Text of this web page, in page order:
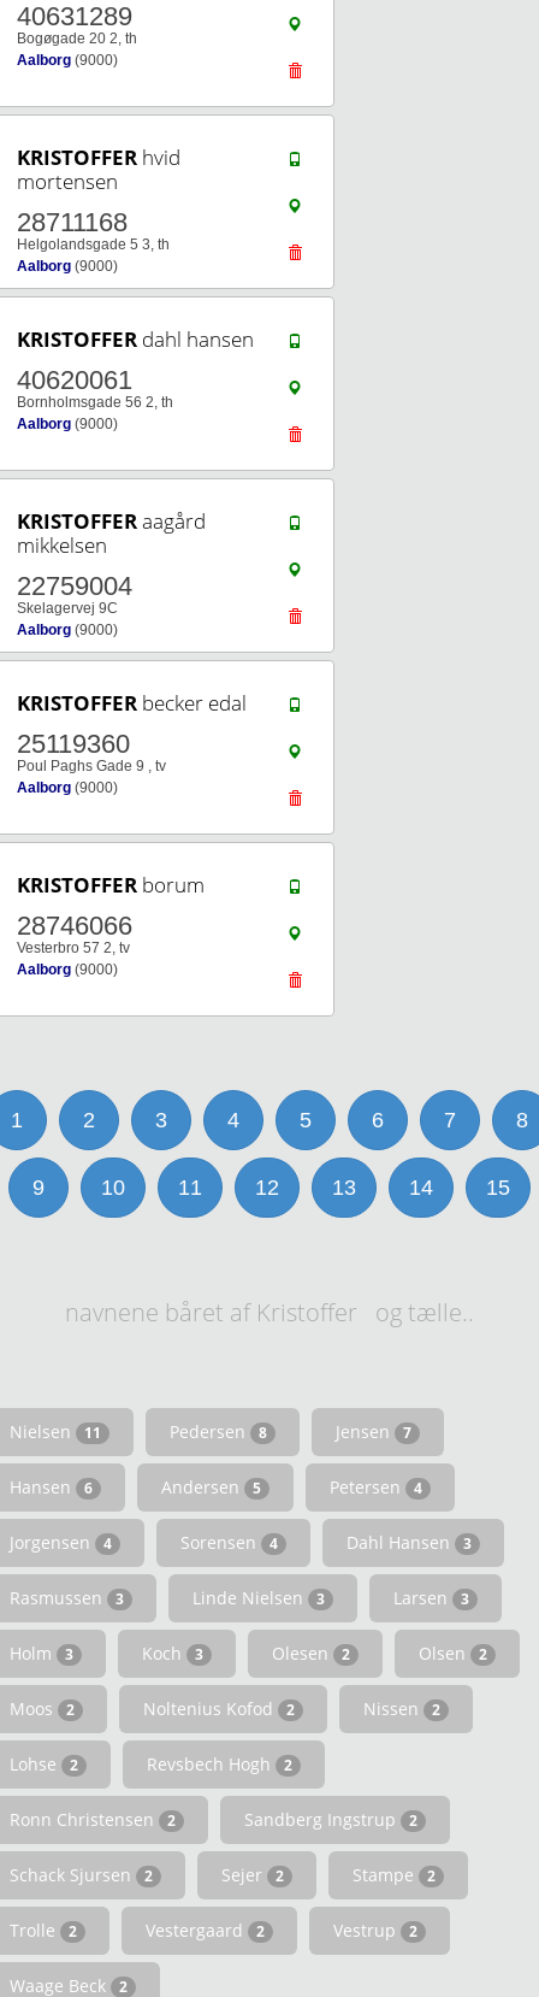
40631289
Bogøgade 20 2, th
Aalborg (9000)
KRISTOFFER hvid
mortensen
28711168
Helgolandsgade 5 3, th
Aalborg (9000)
KRISTOFFER dahl hansen
40620061
Bornholmsgade 56 2, th
Aalborg (9000)
KRISTOFFERaagård
mikkelsen
22759004
Skelagervej 9C
Aalborg (9000)
KRISTOFFER becker edal
25119360
Poul Paghs Gade 9 , tv
Aalborg (9000)
KRISTOFFER borum
28746066
Vesterbro 57 2, tv
Aalborg (9000)
1 2 3 4 5 6 7 8
9 10 11 12 13 14 15
navnene båret af Kristoffer og tælle..
Nielsen 11 Pedersen 8 Jensen 7
Hansen 6 Andersen 5 Petersen 4
Jorgensen 4 Sorensen 4 Dahl Hansen 3
Rasmussen 3 Linde Nielsen 3 Larsen 3
Holm 3 Koch 3 Olesen 2 Olsen 2
Moos 2 Noltenius Kofod 2 Nissen 2
Lohse 2 Revsbech Hogh 2
Ronn Christensen 2 Sandberg Ingstrup 2
Schack Sjursen 2 Sejer 2 Stampe 2
Trolle 2 Vestergaard 2 Vestrup 2
Waage Beck 2